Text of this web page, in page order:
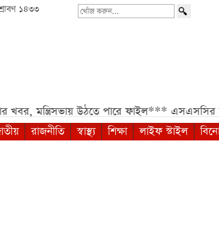
১৪৩৩
খোঁজ
উঠতে পারে ফাইল*** এসএসসির ফল জানতে
রাজনীতি স্বাস্থ্য শিক্ষা লাইফ স্টাইল